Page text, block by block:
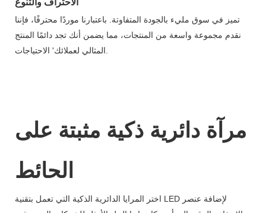
تميز في سوق مليء بالجودة المتفاوتة. باعتبارنا موردًا محترفًا، فإننا
نقدم مجموعة واسعة من المنتجات، مما يضمن أنك تجد دائمًا المنتج
مرآة دائرية ذكية مثبتة على
اختر المرايا الدائرية الذكية التي تعمل بتقنية LED لإضافة عنصر